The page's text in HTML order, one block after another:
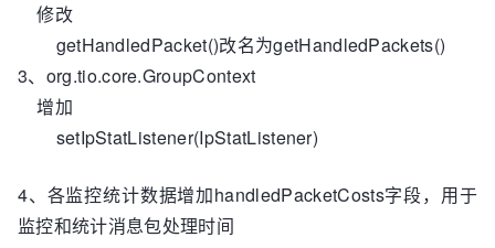
修改
getHandledPacket()改名为getHandledPackets()
3、org.tio.core.GroupContext
增加
setIpStatListener(IpStatListener)
4、各监控统计数据增加handledPacketCosts字段，用于
监控和统计消息包处理时间